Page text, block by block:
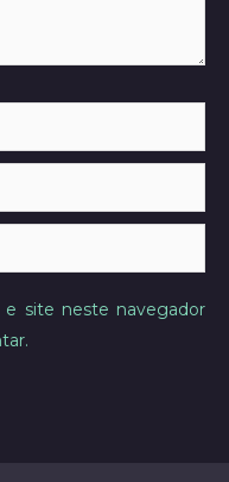
site neste navegador